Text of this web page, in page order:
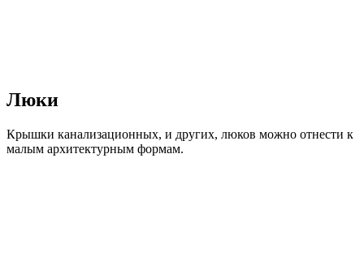
Люки
Крышки канализационных, и других, люков можно отнести к
малым архитектурным формам.